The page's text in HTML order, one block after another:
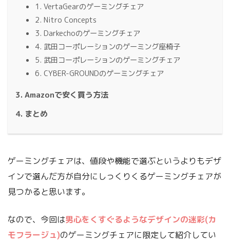
1. VertaGearのゲーミングチェア
2. Nitro Concepts
3. Darkechoのゲーミングチェア
4. 武田コーポレーションのゲーミング座椅子
5. 武田コーポレーションのゲーミングチェア
6. CYBER-GROUNDのゲーミングチェア
Amazonで安く買う方法
まとめ
ゲーミングチェアは、値段や機能で選ぶというよりもデザ
インで選んだ方が自分にしっくりくるゲーミングチェアが
見つかると思います。
なので、今回は男心をくすぐるようなデザインの迷彩(カ
モフラージュ)のゲーミングチェアに限定して紹介してい